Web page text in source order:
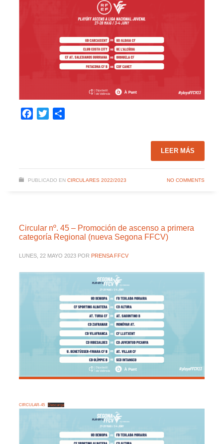
Facebook
Twitter
LEER MÁS
PUBLICADO EN CIRCULARES 2022/2023 NO COMMENTS
Circular nº. 45 – Promoción de ascenso a primera
categoría Regional (nueva Segona FFCV)
LUNES, 22 MAYO 2023 POR PRENSA FFCV
CIRCULAR-45 Descarga